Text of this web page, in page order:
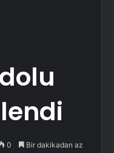
0 Bir dakikadan az